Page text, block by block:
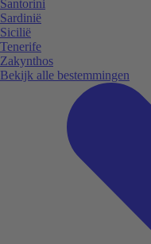
Santorini
Sardinië
Sicilië
Tenerife
Zakynthos
Bekijk alle bestemmingen